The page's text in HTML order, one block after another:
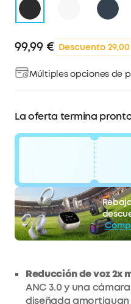
99,99 € Descuento
Múltiples opciones de
La oferta termina
29 €
Descuento
La
COPIAR
Reducción de voz 2x
ANC 3.0 y una
diseñada